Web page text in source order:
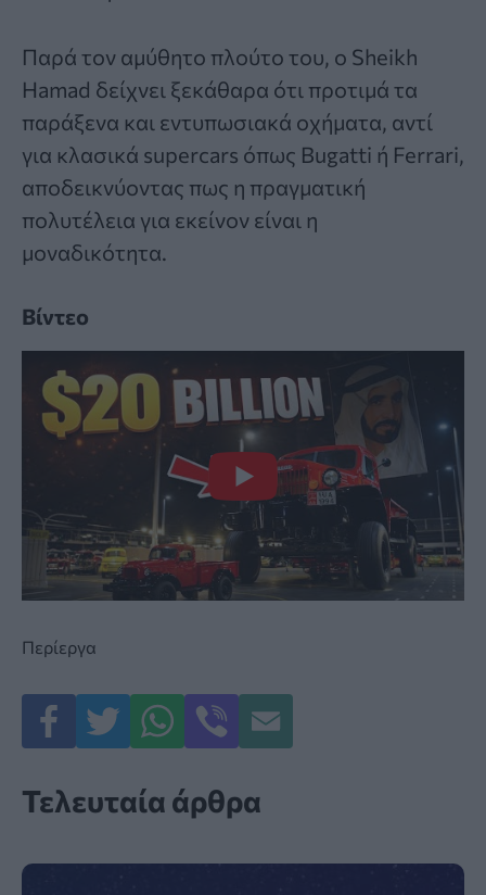
Παρά τον αμύθητο πλούτο του, ο Sheikh
Hamad δείχνει ξεκάθαρα ότι προτιμά τα
παράξενα και εντυπωσιακά οχήματα, αντί
για κλασικά supercars όπως Bugatti ή Ferrari,
αποδεικνύοντας πως η πραγματική
πολυτέλεια για εκείνον είναι η
μοναδικότητα.
Βίντεο
Περίεργα
Τελευταία άρθρα